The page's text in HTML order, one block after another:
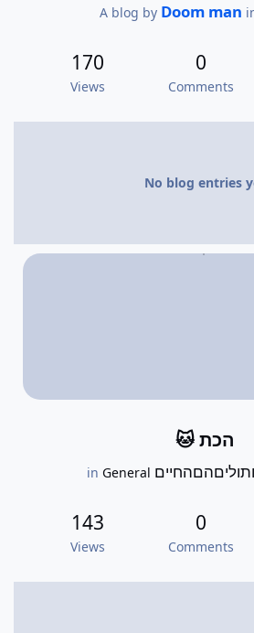
A blog by Doom man
0
Comments
170
Views
No blog entries
הכת 🐱
General
0
Comments
143
Views